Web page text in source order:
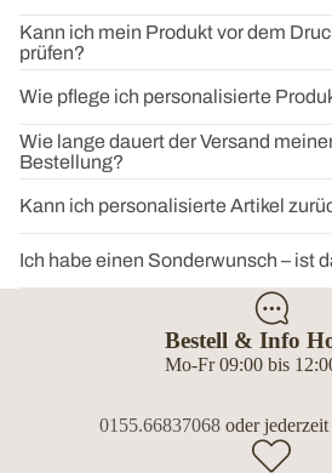
Kann ich mein Produkt vor dem
prüfen?
Wie pflege ich personalisierte
Wie lange dauert der Versand
Bestellung?
Kann ich personalisierte Artikel
Ich habe einen Sonderwunsch – ist
Bestell & Info
Mo-Fr 09:00 bis
0155.66837068oder jederzeit